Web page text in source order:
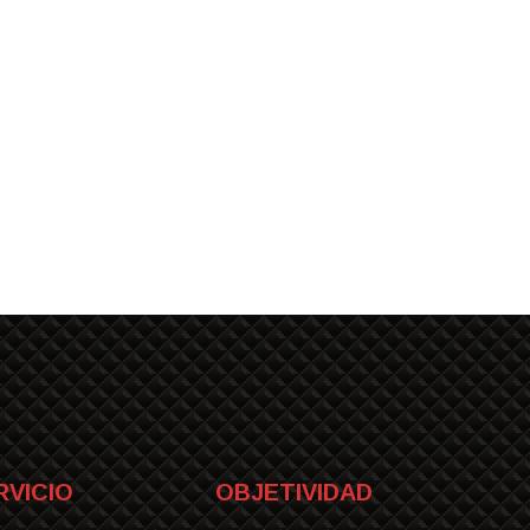
OBJETIVIDAD